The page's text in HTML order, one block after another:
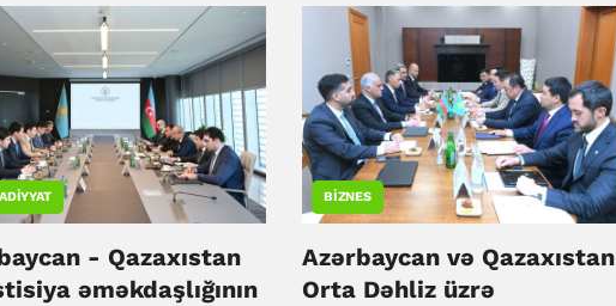
- Qazaxıstan
əməkdaşlığının
BIZNES
Azərbaycan və Qazaxıstan
Orta Dəhliz üzrə